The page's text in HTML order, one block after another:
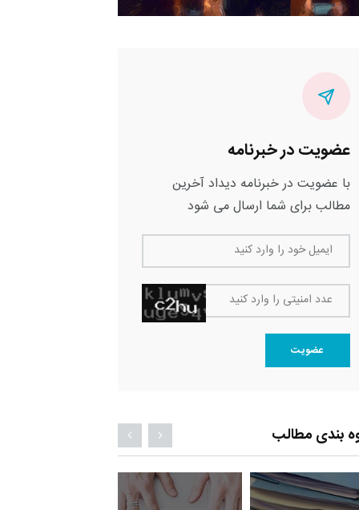
عضویت در خبرنامه
با عضویت در خبرنامه دیداد آخرین
مطالب برای شما ارسال می شود
ایمیل خود را وارد کنید
عدد امنیتی را وارد کنید
عضویت
بندی مطالب